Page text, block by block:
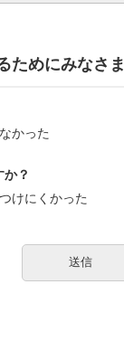
ためにみなさ
かった
？
けにくかった